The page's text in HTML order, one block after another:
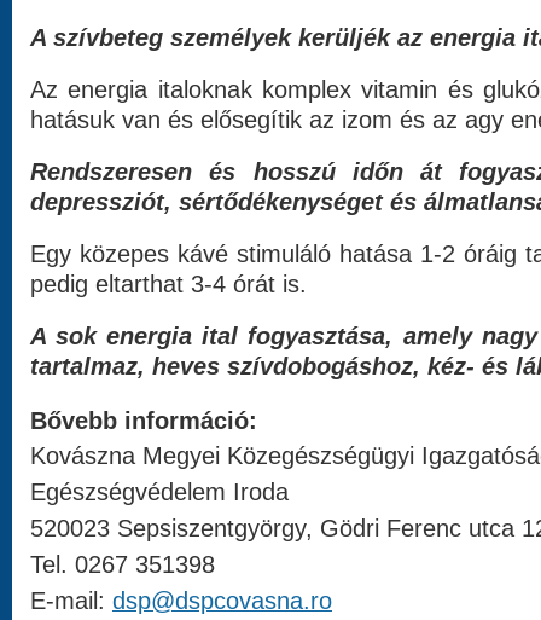
A szívbeteg személyek kerüljék az energia
Az energia italoknak komplex vitamin és
hatásuk van és elősegítik az izom és az agy
Rendszeresen és hosszú időn át
depressziót, sértődékenységet és
Egy közepes kávé stimuláló hatása 1-2 óráig
pedig eltarthat 3-4 órát is.
A sok energia ital fogyasztása, amely
tartalmaz, heves szívdobogáshoz, kéz- és
Bővebb információ:
Kovászna Megyei Közegészségügyi
Egészségvédelem Iroda
520023 Sepsiszentgyörgy, Gödri Ferenc utca
Tel. 0267 351398
E-mail: dsp@dspcovasna.ro